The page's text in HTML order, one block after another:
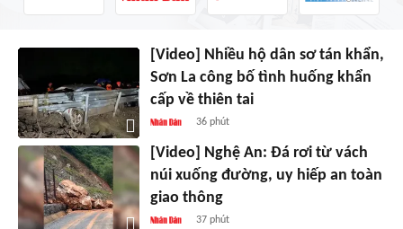
[Video] Nhiều hộ dân sơ tán khẩn,
Sơn La công bố tình huống khẩn
cấp về thiên tai
36 phút
[Video] Nghệ An: Đá rơi từ vách
núi xuống đường, uy hiếp an toàn
giao thông
37 phút